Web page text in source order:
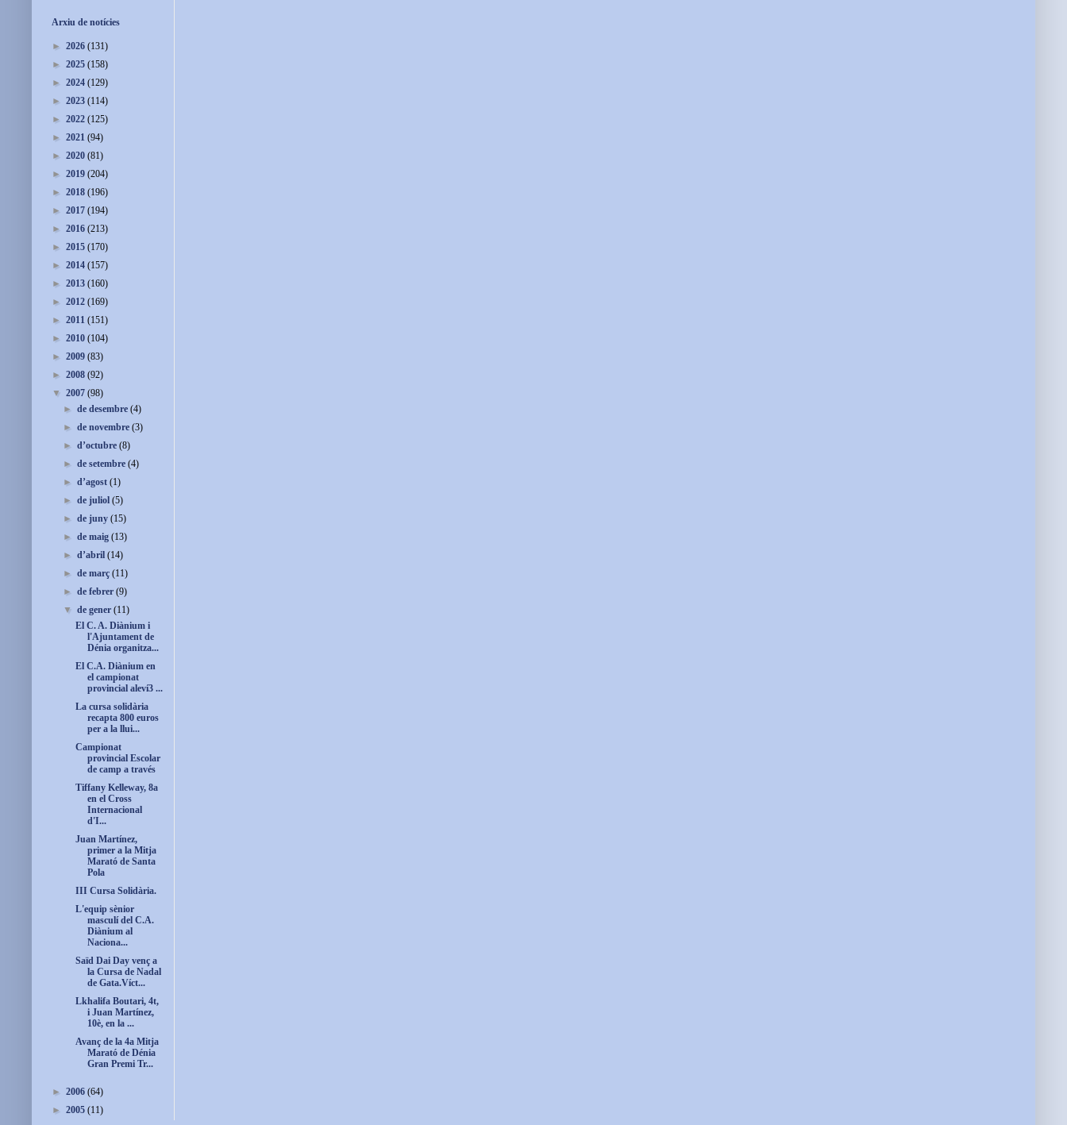
Arxiu de notícies
► 2026 (131)
► 2025 (158)
► 2024 (129)
► 2023 (114)
► 2022 (125)
► 2021 (94)
► 2020 (81)
► 2019 (204)
► 2018 (196)
► 2017 (194)
► 2016 (213)
► 2015 (170)
► 2014 (157)
► 2013 (160)
► 2012 (169)
► 2011 (151)
► 2010 (104)
► 2009 (83)
► 2008 (92)
▼ 2007 (98)
►de desembre(4)
►de novembre(3)
►d’octubre(8)
►de setembre(4)
►d’agost(1)
►de juliol(5)
►de juny(15)
►de maig(13)
►d’abril(14)
►de març(11)
►de febrer(9)
▼de gener(11)
El C. A. Diànium i
l'Ajuntament de
Dénia organitza...
El C.A. Diànium en
el campionat
provincial aleví3 ...
La cursa solidària
recapta 800 euros
per a la llui...
Campionat
provincial Escolar
de camp a través
Tiffany Kelleway, 8a
en el Cross
Internacional
d'I...
Juan Martínez,
primer a la Mitja
Marató de Santa
Pola
III Cursa Solidària.
L'equip sènior
masculí del C.A.
Diànium al
Naciona...
Saïd Dai Day venç a
la Cursa de Nadal
de Gata.Víct...
Lkhalifa Boutari, 4t,
i Juan Martínez,
10è, en la ...
Avanç de la 4a Mitja
Marató de Dénia
Gran Premi Tr...
► 2006 (64)
► 2005 (11)